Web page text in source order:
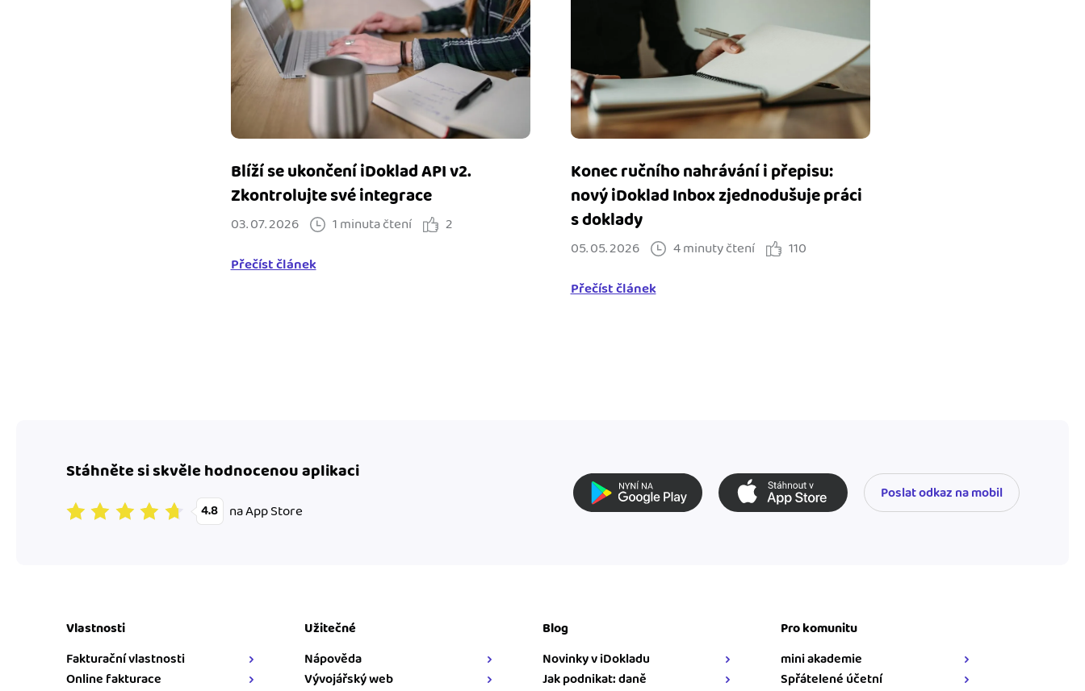
Blíží se ukončení iDoklad API v2.
Zkontrolujte své integrace
03. 07. 2026 1 minuta čtení
2
Přečíst článek
Konec ručního nahrávání i přepisu:
nový iDoklad Inbox zjednodušuje práci
s doklady
05. 05. 2026 4 minuty čtení
110
Přečíst článek
Stáhněte si skvěle hodnocenou aplikaci
4.8 na App Store
Poslat odkaz na mobil
Vlastnosti
Fakturační vlastnosti
Online fakturace
Užitečné
Nápověda
Vývojářský web
Blog
Novinky v iDokladu
Jak podnikat: daně
Pro komunitu
mini akademie
Spřátelené účetní